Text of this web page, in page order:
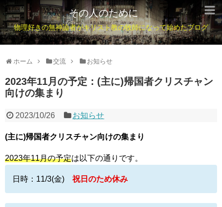
その人のために
物理好きの無神論者がキリスト教の牧師になって始めたブログ
ホーム 交流 お知らせ
2023年11月の予定：(主に)帰国者クリスチャン
向けの集まり
2023/10/26 お知らせ
(主に)帰国者クリスチャン向けの集まり
2023年11月の予定は以下の通りです。
日時：11/3(金)祝日のため休み